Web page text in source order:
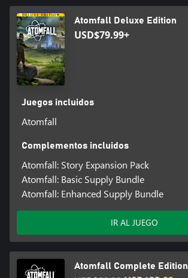
Atomfall Deluxe Edition
USD$79.99+
Juegos incluidos
Atomfall
Complementos incluidos
Atomfall: Story Expansion Pack
Atomfall: Basic Supply Bundle
Atomfall: Enhanced Supply Bundle
IR AL JUEGO
Atomfall Complete Edition